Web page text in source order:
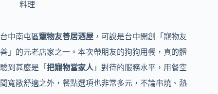
料理
台中南屯區寵物友善居酒屋 ，可說是台中開創「寵物友
善」的元老店家之一。本次帶朋友的狗狗用餐，真的體
驗到甚麼是「 把寵物當家人 」對待的服務水平，用餐空
間寬敞舒適之外，餐點選項也非常多元，不論串燒、熱